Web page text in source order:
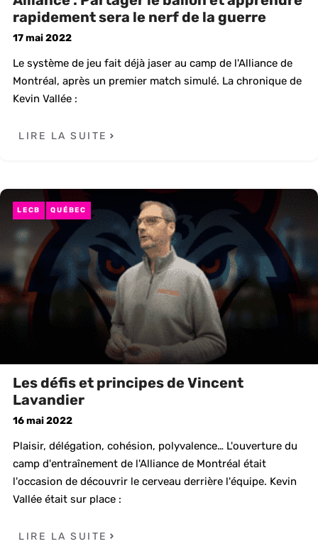
rapidement sera le nerf de la guerre
17 mai 2022
Le système de jeu fait déjà jaser au camp de l'Alliance de
Montréal, après un premier match simulé. La chronique de
Kevin Vallée :
LIRE LA SUITE
LECB QUÉBEC
Les défis et principes de Vincent
Lavandier
16 mai 2022
Plaisir, délégation, cohésion, polyvalence… L'ouverture du
camp d'entraînement de l'Alliance de Montréal était
l'occasion de découvrir le cerveau derrière l'équipe. Kevin
Vallée était sur place :
LIRE LA SUITE